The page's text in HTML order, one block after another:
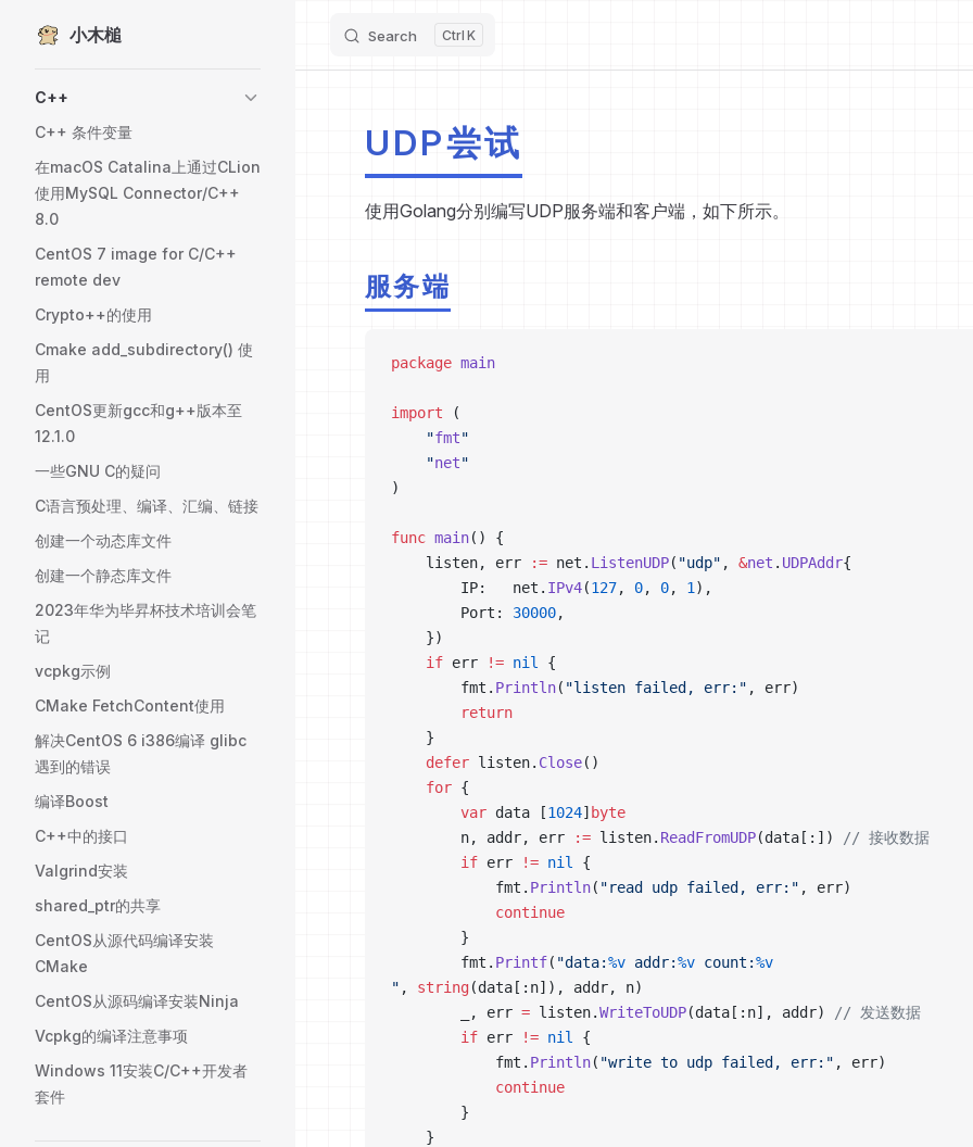
Skip to content
小木槌 Search K
C++
C++ 条件变量
在macOS Catalina上通过CLion
使用MySQL Connector/C++
8.0
CentOS 7 image for C/C++
remote dev
Crypto++的使用
Cmake add_subdirectory() 使
用
CentOS更新gcc和g++版本至
12.1.0
一些GNU C的疑问
C语言预处理、编译、汇编、链接
创建一个动态库文件
创建一个静态库文件
2023年华为毕昇杯技术培训会笔
记
vcpkg示例
CMake FetchContent使用
解决CentOS 6 i386编译 glibc
遇到的错误
编译Boost
C++中的接口
Valgrind安装
shared_ptr的共享
CentOS从源代码编译安装
CMake
CentOS从源码编译安装Ninja
Vcpkg的编译注意事项
Windows 11安装C/C++开发者
套件
UDP尝试
使用Golang分别编写UDP服务端和客户端，如下所示。
服务端
package main
import (
	"
fmt"
	"
net"
)
func main() {
	listen, err
:= net. ListenUDP( "udp" , &net . UDPAddr{
		IP:   net.
IPv4(127, 0, 0, 1 ),
		Port:
30000,
	})
	if
err != nil
{
		fmt.
Println( "listen failed, err:" , err)
		return
	}
	defer
listen. Close()
	for
{
		var
data [1024] byte
		n, addr, err
:= listen. ReadFromUDP(data[:])
// 接收数据
		if
err != nil
{
			fmt.
Println( "read udp failed, err:" , err)
			continue
		}
		fmt.
Printf( "data:%v addr:%v count:%v
" , string(data[:n]), addr, n)
		_, err
= listen.WriteToUDP(data[:n], addr)
// 发送数据
		if
err != nil
{
			fmt.
Println( "write to udp failed, err:" , err)
			continue
		}
	}